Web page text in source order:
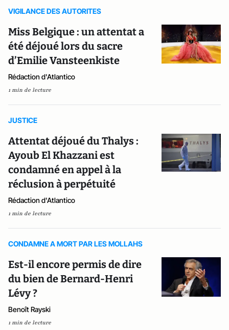
VIGILANCE DES AUTORITES
Miss Belgique : un attentat a
été déjoué lors du sacre
d’Emilie Vansteenkiste
Rédaction d'Atlantico
1 min de lecture
JUSTICE
Attentat déjoué du Thalys :
Ayoub El Khazzani est
condamné en appel à la
réclusion à perpétuité
Rédaction d'Atlantico
1 min de lecture
CONDAMNE A MORT PAR LES MOLLAHS
Est-il encore permis de dire
du bien de Bernard-Henri
Lévy ?
Benoît Rayski
1 min de lecture